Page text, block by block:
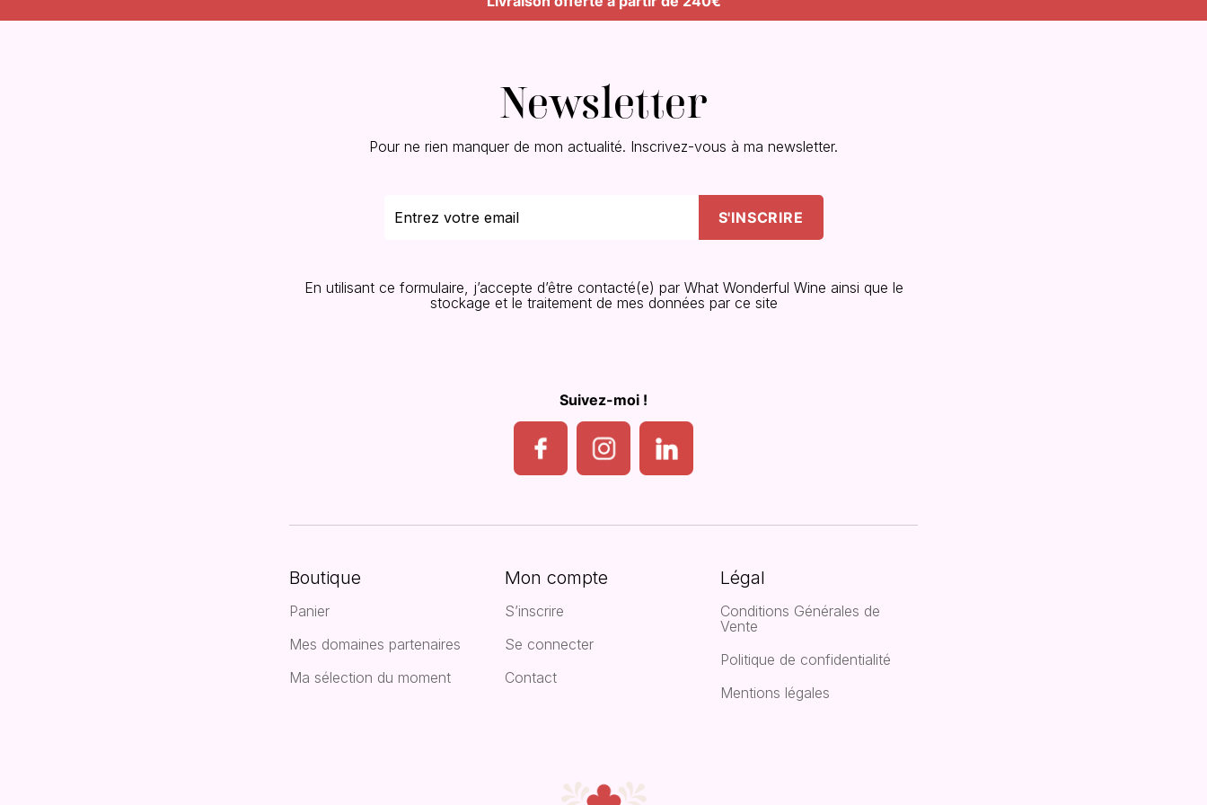
Newsletter
Pour ne rien manquer de mon actualité. Inscrivez-vous à ma newsletter.
En utilisant ce formulaire, j’accepte d’être contacté(e) par What Wonderful Wine ainsi que le
stockage et le traitement de mes données par ce site
Suivez-moi !
Boutique
Panier
Mes domaines partenaires
Ma sélection du moment
Mon compte
S’inscrire
Se connecter
Contact
Légal
Conditions Générales de
Vente
Politique de confidentialité
Mentions légales